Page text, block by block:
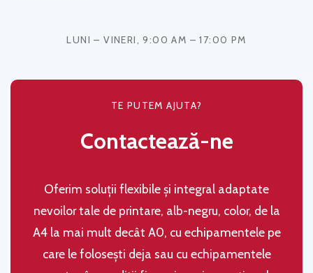
LUNI – VINERI, 9:00 AM – 17:00 PM
TE PUTEM AJUTA?
Contactează-ne
Oferim soluţii flexibile şi integral adaptate
nevoilor tale de printare, alb-negru, color, de la
A4 la mai mult decât A0, cu echipamentele pe
care le folosești deja sau cu echipamentele